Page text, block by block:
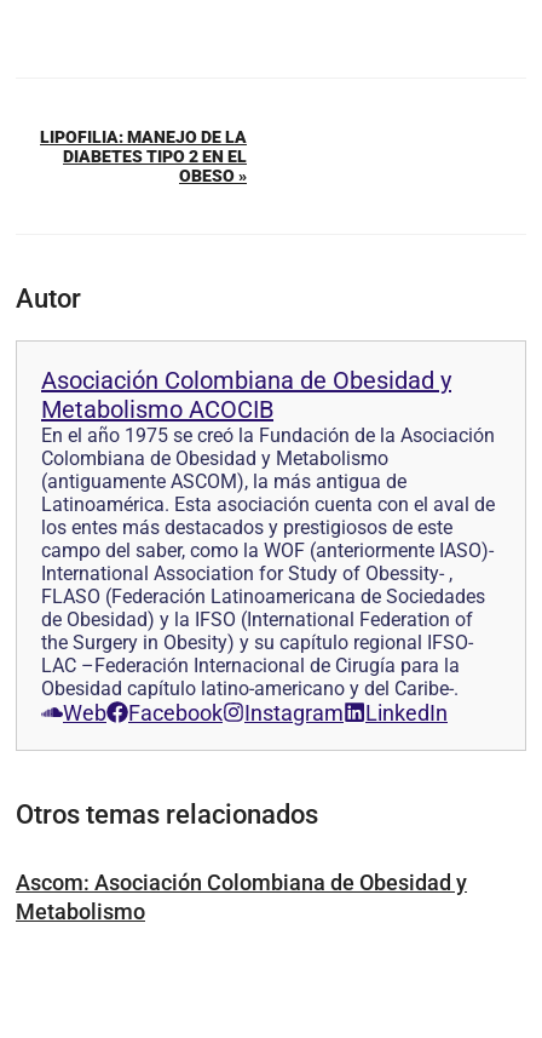
LIPOFILIA: MANEJO DE LA
DIABETES TIPO 2 EN EL
OBESO »
Autor
Asociación Colombiana de Obesidad y
Metabolismo ACOCIB
En el año 1975 se creó la Fundación de la Asociación
Colombiana de Obesidad y Metabolismo
(antiguamente ASCOM), la más antigua de
Latinoamérica. Esta asociación cuenta con el aval de
los entes más destacados y prestigiosos de este
campo del saber, como la WOF (anteriormente IASO)-
International Association for Study of Obessity- ,
FLASO (Federación Latinoamericana de Sociedades
de Obesidad) y la IFSO (International Federation of
the Surgery in Obesity) y su capítulo regional IFSO-
LAC –Federación Internacional de Cirugía para la
Obesidad capítulo latino-americano y del Caribe-.
Web Facebook Instagram LinkedIn
Otros temas relacionados
Ascom: Asociación Colombiana de Obesidad y
Metabolismo